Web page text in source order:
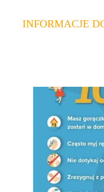
INFORMACJE